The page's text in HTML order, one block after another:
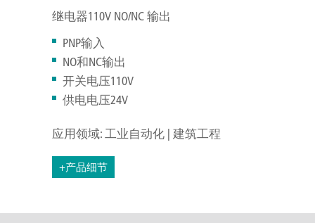
继电器110V NO/NC 输出
PNP输入
NO和NC输出
开关电压110V
供电电压24V
应用领域: 工业自动化 | 建筑工程
+产品细节